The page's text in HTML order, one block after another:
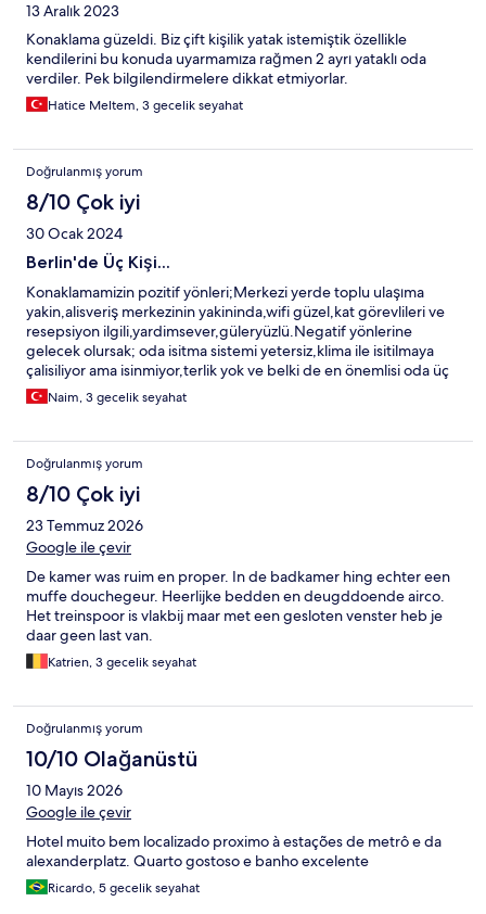
13 Aralık 2023
Konaklama güzeldi. Biz çift kişilik yatak istemiştik özellikle
kendilerini bu konuda uyarmamıza rağmen 2 ayrı yataklı oda
verdiler. Pek bilgilendirmelere dikkat etmiyorlar.
Hatice Meltem, 3 gecelik seyahat
Doğrulanmış yorum
8/10 Çok iyi
30 Ocak 2024
Berlin'de Üç Kişi...
Konaklamamizin pozitif yönleri;Merkezi yerde toplu ulaşıma
yakin,alisveriş merkezinin yakininda,wifi güzel,kat görevlileri ve
resepsiyon ilgili,yardimsever,güleryüzlü.Negatif yönlerine
gelecek olursak; oda isitma sistemi yetersiz,klima ile isitilmaya
çalisiliyor ama isinmiyor,terlik yok ve belki de en önemlisi oda üç
kişilik degil çok dar.
Naim, 3 gecelik seyahat
Doğrulanmış yorum
8/10 Çok iyi
23 Temmuz 2026
Google ile çevir
De kamer was ruim en proper. In de badkamer hing echter een
muffe douchegeur. Heerlijke bedden en deugddoende airco.
Het treinspoor is vlakbij maar met een gesloten venster heb je
daar geen last van.
Katrien, 3 gecelik seyahat
Doğrulanmış yorum
10/10 Olağanüstü
10 Mayıs 2026
Google ile çevir
Hotel muito bem localizado proximo à estações de metrô e da
alexanderplatz. Quarto gostoso e banho excelente
Ricardo, 5 gecelik seyahat